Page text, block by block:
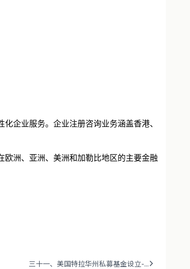
企业服务。企业注册咨询业务涵盖香港、
洲、亚洲、美洲和加勒比地区的主要金融
三十一、美国特拉华州私募基金设立-...